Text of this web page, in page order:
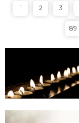
1 2 3
89